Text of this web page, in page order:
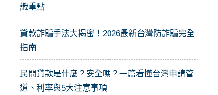
識重點
貸款詐騙手法大揭密！2026最新台灣防詐騙完全
指南
民間貸款是什麼？安全嗎？一篇看懂台灣申請管
道、利率與5大注意事項